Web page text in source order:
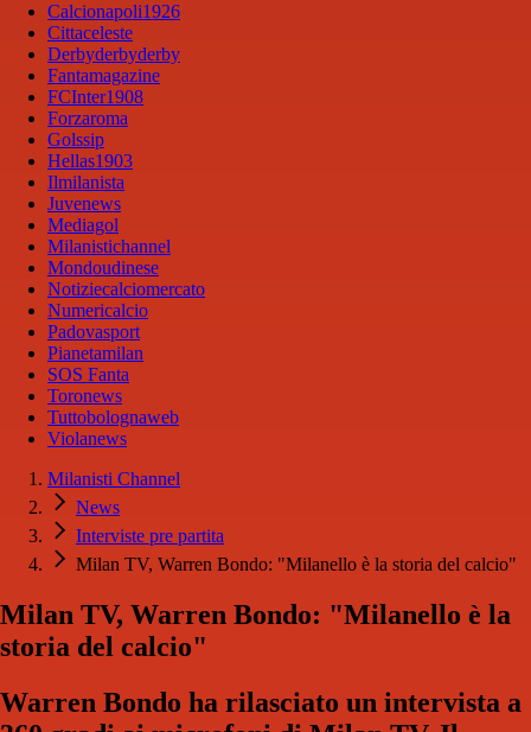
Calcionapoli1926
Cittaceleste
Derbyderbyderby
Fantamagazine
FCInter1908
Forzaroma
Golssip
Hellas1903
Ilmilanista
Juvenews
Mediagol
Milanistichannel
Mondoudinese
Notiziecalciomercato
Numericalcio
Padovasport
Pianetamilan
SOS Fanta
Toronews
Tuttobolognaweb
Violanews
Milanisti Channel
News
Interviste pre partita
Milan TV, Warren Bondo: "Milanello è la storia del calcio"
Milan TV, Warren Bondo: "Milanello è la
storia del calcio"
Warren Bondo ha rilasciato un intervista a